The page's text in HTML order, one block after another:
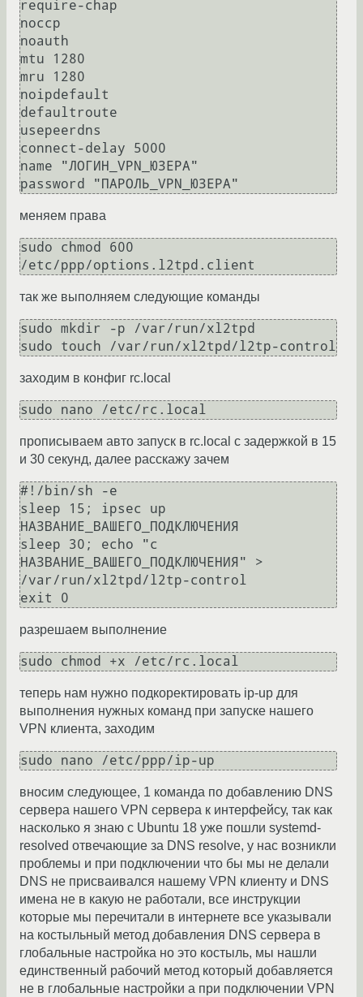
require-chap
noccp
noauth
mtu 1280
mru 1280
noipdefault
defaultroute
usepeerdns
connect-delay 5000
name "ЛОГИН_VPN_ЮЗЕРА"
меняем права
sudo chmod 600
так же выполняем следующие команды
sudo mkdir -p /var/run/xl2tpd
заходим в конфиг rc.local
прописываем авто запуск в rc.local с задержкой в 15
и 30 секунд, далее расскажу зачем
#!/bin/sh -e
sleep 15; ipsec up
НАЗВАНИЕ_ВАШЕГО_ПОДКЛЮЧЕНИЯ
sleep 30; echo "c
НАЗВАНИЕ_ВАШЕГО_ПОДКЛЮЧЕНИЯ" >
/var/run/xl2tpd/l2tp-control
разрешаем выполнение
теперь нам нужно подкоректировать ip-up для
выполнения нужных команд при запуске нашего
VPN клиента, заходим
вносим следующее, 1 команда по добавлению DNS
сервера нашего VPN сервера к интерфейсу, так как
насколько я знаю с Ubuntu 18 уже пошли systemd-
resolved отвечающие за DNS resolve, у нас возникли
проблемы и при подключении что бы мы не делали
DNS не присваивался нашему VPN клиенту и DNS
имена не в какую не работали, все инструкции
которые мы перечитали в интернете все указывали
на костыльный метод добавления DNS сервера в
глобальные настройка но это костыль, мы нашли
единственный рабочий метод который добавляется
не в глобальные настройки а при подключении VPN